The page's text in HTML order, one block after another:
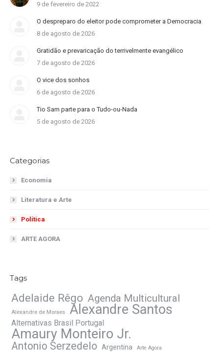
9 de fevereiro de 2022
O despreparo do eleitor pode comprometer a Democracia
8 de agosto de 2026
Gratidão e prevaricação do terrivelmente evangélico
7 de agosto de 2026
O vice dos sonhos
6 de agosto de 2026
Tio Sam parte para o Tudo-ou-Nada
5 de agosto de 2026
Categorias
Economia
Literatura e Arte
Política
ARTE AGORA
Tags
Adelaide Rêgo Agenda Multicultural
Alexandre de Moraes Alexandre Santos
Alternativas Brasil Portugal
Amaury Monteiro Jr.
Antonio Serzedelo Argentina Arte Agora